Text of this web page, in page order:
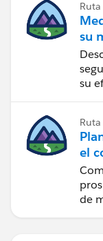
Ruta
su
su
Ruta
el
de